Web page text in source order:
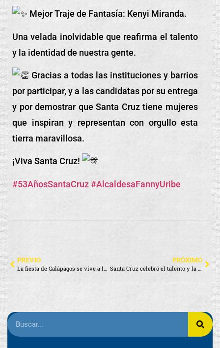
Mejor Traje de Fantasía: Kenyi Miranda.
Una velada inolvidable que reafirma el talento
y la identidad de nuestra gente.
Gracias a todas las instituciones y barrios
por participar, y a las candidatas por su entrega
y por demostrar que Santa Cruz tiene mujeres
que inspiran y representan con orgullo esta
tierra maravillosa.
¡Viva Santa Cruz!
#53AñosSantaCruz#AlcaldesaFannyUribe
PREVIO
La fiesta de Galápagos se vive a lo grande en Santa Cruz
PRÓXIMO
Santa Cruz celebró el talento y la creatividad de su gente